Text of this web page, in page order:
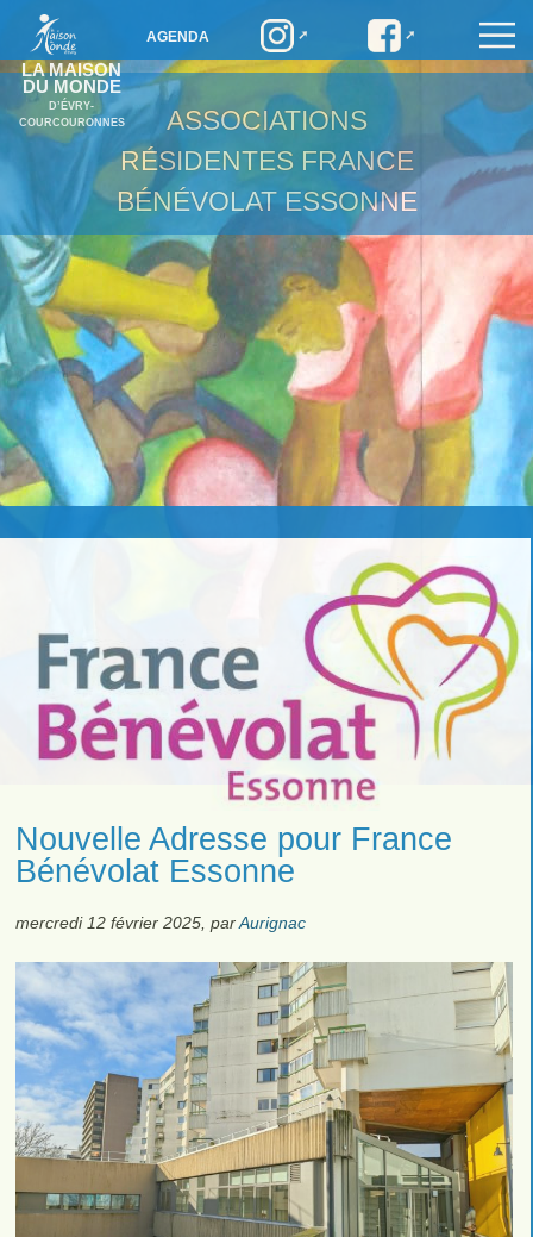
LA MAISON
DU MONDE
D’ÉVRY-
COURCOURONNES
AGENDA
ASSOCIATIONS
RÉSIDENTES FRANCE
BÉNÉVOLAT ESSONNE
Nouvelle Adresse pour France
Bénévolat Essonne
mercredi 12 février 2025, par Aurignac